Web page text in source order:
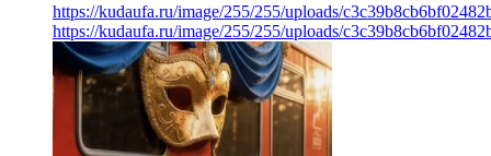
https://kudaufa.ru/image/255/255/uploads/
https://kudaufa.ru/image/255/255/uploads/